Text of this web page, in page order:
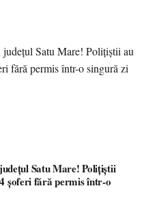
Satu Mare! Polițiștii
șoferi fără permis într-o